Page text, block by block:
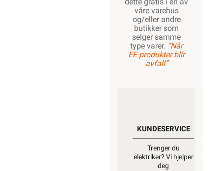
våre varehus
og/eller andre
butikker som
selger samme
type varer. “Når
EE-produkter blir
avfall”
KUNDESERVICE
Trenger du
elektriker? Vi hjelper
deg